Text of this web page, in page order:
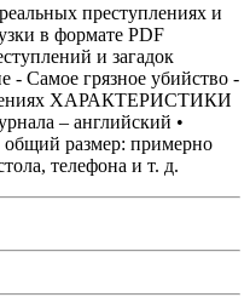
преступлениях и
в формате PDF
и загадок
- Самое грязное убийство -
ХАРАКТЕРИСТИКИ
– английский •
общий размер: примерно
телефона и т. д.